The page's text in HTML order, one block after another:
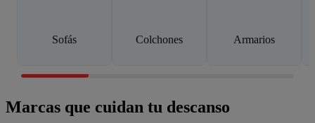
Sofás Colchones Armarios
Marcas que cuidan tu descanso